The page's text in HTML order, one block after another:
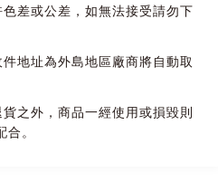
差或公差，如無法接受請勿下
地址為外島地區廠商將自動取
之外，商品一經使用或損毀則
。